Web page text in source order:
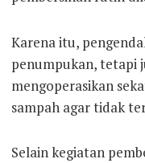
Karena itu,
penumpukan, tetapi
mengoperasikan
sampah agar tidak
Selain kegiatan